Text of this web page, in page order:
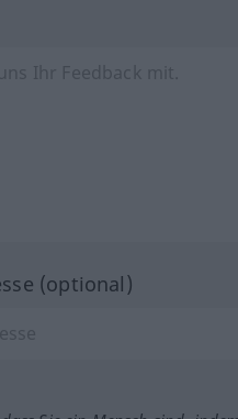
(optional)